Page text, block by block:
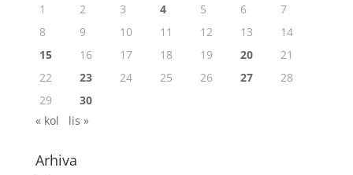
1
2 3 4 5 6
7
8
9 10 11 12 13
14
15
16 17 18 19 20
21
22
23 24 25 26 27
28
29
30
« kol
lis »
Arhiva